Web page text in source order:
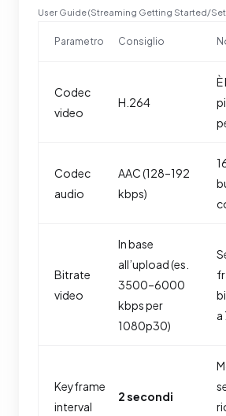
User Guide (Streaming Getting Started/
Parametro Consiglio
Codec
video
H.264
Codec
audio
AAC (128–192
kbps)
Bitrate
video
In base
all’upload (es.
3500–6000
kbps per
1080p30)
a
Keyframe
interval
2 secondi